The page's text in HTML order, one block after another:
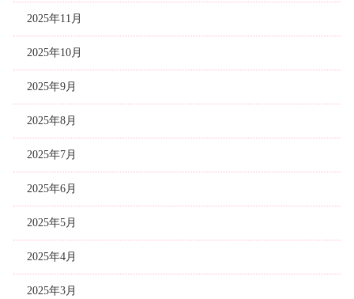
2025年11月
2025年10月
2025年9月
2025年8月
2025年7月
2025年6月
2025年5月
2025年4月
2025年3月